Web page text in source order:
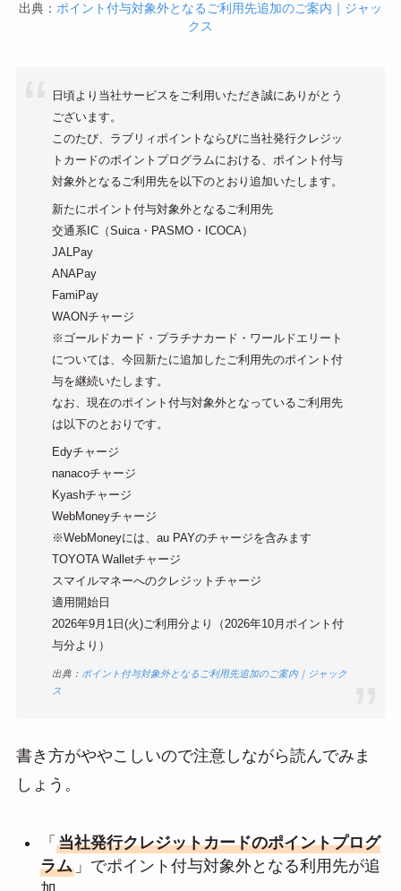
出典： ポイント付与対象外となるご利用先追加のご案内｜ジャッ
クス
日頃より当社サービスをご利用いただき誠にありがとう
ございます。
このたび、ラブリィポイントならびに当社発行クレジッ
トカードのポイントプログラムにおける、ポイント付与
対象外となるご利用先を以下のとおり追加いたします。
新たにポイント付与対象外となるご利用先
交通系IC（Suica・PASMO・ICOCA）
JALPay
ANAPay
FamiPay
WAONチャージ
※ゴールドカード・プラチナカード・ワールドエリート
については、今回新たに追加したご利用先のポイント付
与を継続いたします。
なお、現在のポイント付与対象外となっているご利用先
は以下のとおりです。
Edyチャージ
nanacoチャージ
Kyashチャージ
WebMoneyチャージ
※WebMoneyには、au PAYのチャージを含みます
TOYOTA Walletチャージ
スマイルマネーへのクレジットチャージ
適用開始日
2026年9月1日(火)ご利用分より（2026年10月ポイント付
与分より）
出典： ポイント付与対象外となるご利用先追加のご案内｜ジャック
ス
書き方がややこしいので注意しながら読んでみま
しょう。
「 当社発行クレジットカードのポイントプログ
ラム」でポイント付与対象外となる利用先が追